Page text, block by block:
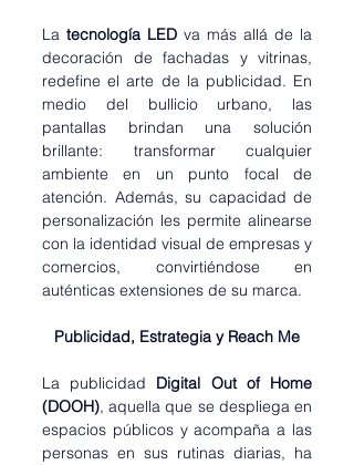
La tecnología LED va más allá de la
decoración de fachadas y vitrinas,
redefine el arte de la publicidad. En
medio del bullicio urbano, las
pantallas brindan una solución
brillante: transformar cualquier
ambiente en un punto focal de
atención. Además, su capacidad de
personalización les permite alinearse
con la identidad visual de empresas y
comercios, convirtiéndose en
auténticas extensiones de su marca.
Publicidad, Estrategia y Reach Me
La publicidad Digital Out of Home
(DOOH), aquella que se despliega en
espacios públicos y acompaña a las
personas en sus rutinas diarias, ha